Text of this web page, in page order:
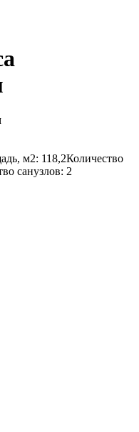
м2: 118,2Количество
санузлов: 2